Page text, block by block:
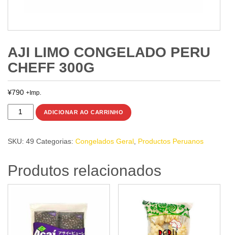
AJI LIMO CONGELADO PERU
CHEFF 300G
¥790 +Imp.
LIMO
300g
quantidade
ADICIONAR AO CARRINHO
SKU: 49 Categorias: Congelados Geral Productos Peruanos
Produtos relacionados